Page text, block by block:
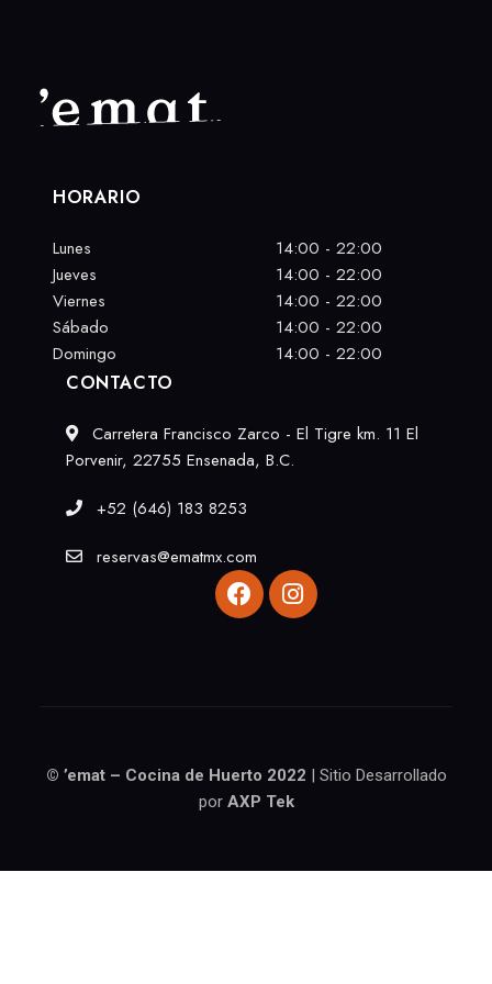
HORARIO
Lunes
14:00 - 22:00
Jueves
14:00 - 22:00
Viernes
14:00 - 22:00
Sábado
14:00 - 22:00
Domingo
14:00 - 22:00
CONTACTO
Carretera Francisco Zarco - El Tigre km. 11 El
Porvenir, 22755 Ensenada, B.C.
+52 (646) 183 8253
reservas@ematmx.com
© ’emat – Cocina de Huerto 2022 | Sitio Desarrollado
por AXP Tek